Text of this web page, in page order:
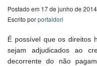
Postado em 17 de junho de
Escrito porportaldori
É possível que os direitos
sejam adjudicados ao
decorrente do não